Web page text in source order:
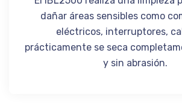
dañar áreas sensibles como
eléctricos, interruptores,
prácticamente se seca
y sin abrasión.